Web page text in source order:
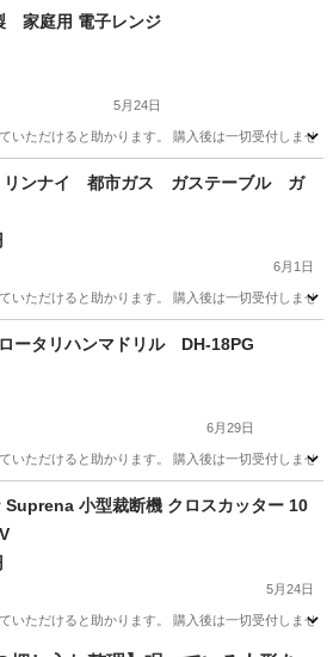
家庭用 電子レンジ
5月24日
いただけると助かります。 購入後は一切受付しませ
キッチン家電 フユヒサイクル
ンナイ 都市ガス ガステーブル ガ
6月1日
いただけると助かります。 購入後は一切受付しませ
調理器具 フユヒサイクル
HIKOKI ロータリハンマドリル DH-18PG
6月29日
いただけると助かります。 購入後は一切受付しませ
HIKOKI
Suprena 小型裁断機 クロスカッター 10
5月24日
いただけると助かります。 購入後は一切受付しませ